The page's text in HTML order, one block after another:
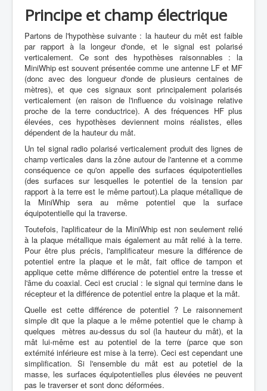
Principe et champ électrique
Partons de l'hypothèse suivante : la hauteur du mêt est faible
par rapport à la longeur d'onde, et le signal est polarisé
verticalement. Ce sont des hypothèses raisonnables : la
MiniWhip est souvent présentée comme une antenne LF et MF
(donc avec des longueur d'onde de plusieurs centaines de
mètres), et que ces signaux sont principalement polarisés
verticalement (en raison de l'influence du voisinage relative
proche de la terre conductrice). A des fréquences HF plus
élevées, ces hypothèses deviennent moins réalistes, elles
dépendent de la hauteur du mât.
Un tel signal radio polarisé verticalement produit des lignes de
champ verticales dans la zône autour de l'antenne et a comme
conséquence ce qu'on appelle des surfaces équipotentielles
(des surfaces sur lesquelles le potentiel de la tension par
rapport à la terre est le même partout).La plaque métallique de
la MiniWhip sera au même potentiel que la surface
équipotentielle qui la traverse.
Toutefois, l'aplificateur de la MiniWhip est non seulement relié
à la plaque métallique mais également au mât relié à la terre.
Pour être plus précis, l'amplificateur mesure la différence de
potentiel entre la plaque et le mât, fait office de tampon et
applique cette même différence de potentiel entre la tresse et
l'âme du coaxial. Ceci est crucial : le signal qui termine dans le
récepteur et la différence de potentiel entre la plaque et la mât.
Quelle est cette différence de potentiel ? Le raisonnement
simple dit que la plaque a le même potentiel que le champ à
quelques mètres au-dessus du sol (la hauteur du mât), et la
mât lui-même est au potentiel de la terre (parce que son
extémité inférieure est mise à la terre). Ceci est cependant une
simplification. Si l'ensemble du mât est au potetiel de la
masse, les surfaces équipotentielles plus élevées ne peuvent
pas le traverser et sont donc déformées.